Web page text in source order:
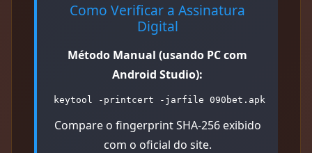
Como Verificar a Assinatura
Digital
Método Manual (usando PC com
Android Studio):
keytool -printcert -jarfile 090bet.apk
Compare o fingerprint SHA-256 exibido
com o oficial do site.